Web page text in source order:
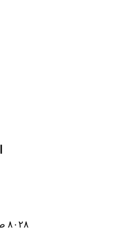
٨٠٢٨ طريق الدمام - الجبيل حي الفيحاء